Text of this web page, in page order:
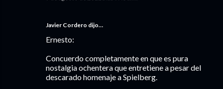
Javier Cordero dijo…
Ernesto:
Concuerdo completamente en que es pura
nostalgia ochentera que entretiene a pesar del
descarado homenaje a Spielberg.